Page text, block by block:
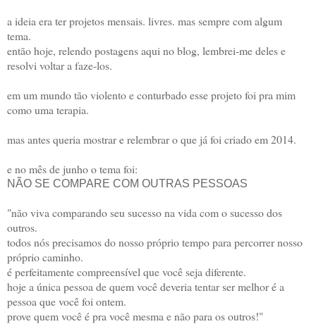
a ideia era ter projetos mensais. livres. mas sempre com algum
tema.
então hoje, relendo postagens aqui no blog, lembrei-me deles e
resolvi voltar a faze-los.
em um mundo tão violento e conturbado esse projeto foi pra mim
como uma terapia.
mas antes queria mostrar e relembrar o que já foi criado em 2014.
e no mês de junho o tema foi:
NÃO SE COMPARE COM OUTRAS PESSOAS
"não viva comparando seu sucesso na vida com o sucesso dos
outros.
todos nós precisamos do nosso próprio tempo para percorrer nosso
próprio caminho.
é perfeitamente compreensível que você seja diferente.
hoje a única pessoa de quem você deveria tentar ser melhor é a
pessoa que você foi ontem.
prove quem você é pra você mesma e não para os outros!"